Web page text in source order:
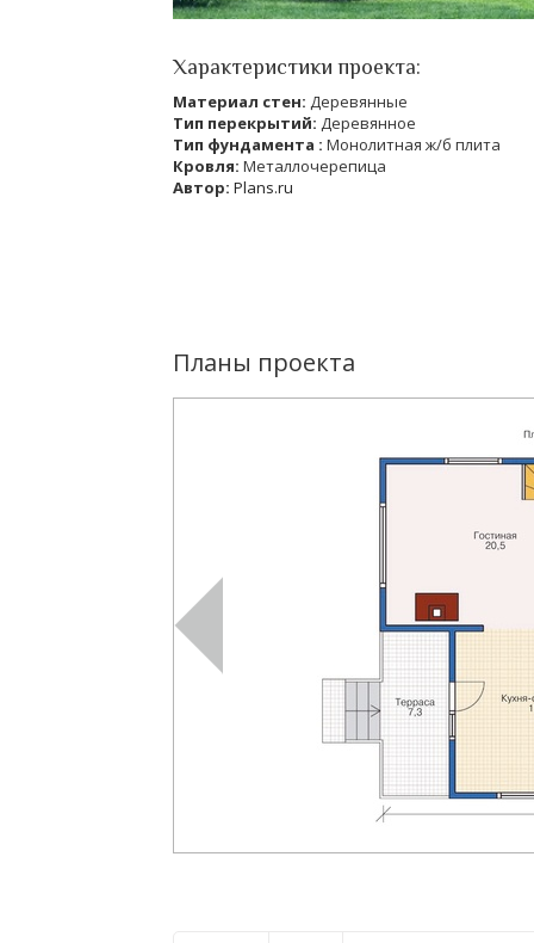
Характеристики проекта:
Материал стен: Деревянные
Тип перекрытий: Деревянное
Тип фундамента : Монолитная ж/б плита
Кровля: Металлочерепица
Автор: Plans.ru
Планы проекта